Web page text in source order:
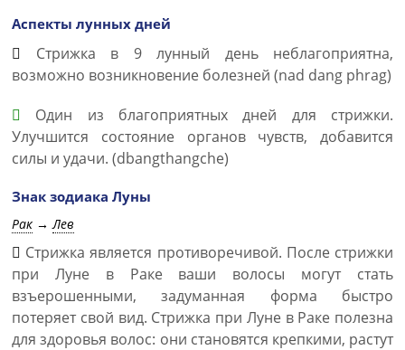
Аспекты лунных дней
Стрижка в 9 лунный день неблагоприятна,
возможно возникновение болезней (nad dang phrag)
Один из благоприятных дней для стрижки.
Улучшится состояние органов чувств, добавится
силы и удачи. (dbangthangche)
Знак зодиака Луны
Рак →Лев
Стрижка является противоречивой. После стрижки
при Луне в Раке ваши волосы могут стать
взъерошенными, задуманная форма быстро
потеряет свой вид. Стрижка при Луне в Раке полезна
для здоровья волос: они становятся крепкими, растут